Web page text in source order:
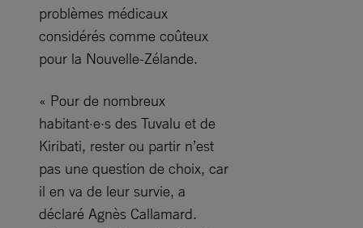
problèmes médicaux
considérés comme coûteux
pour la Nouvelle-Zélande.
« Pour de nombreux
habitant·e·s des Tuvalu et de
Kiribati, rester ou partir n’est
pas une question de choix, car
il en va de leur survie, a
déclaré Agnès Callamard.